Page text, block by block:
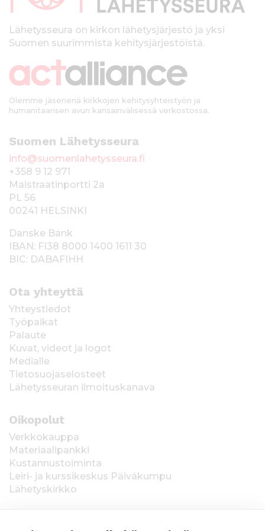
kLähetysseura on kirkon lähetysjärjestö ja yksi
Suomen suurimmista kehitysjärjestöistä.
Olemme jäsenenä kirkkojen kehitysyhteistyön ja
humanitaarisen avun kansainvälisessä verkostossa.
Suomen Lähetysseura
info@suomenlahetysseura.fi
+358 9 12 971
Maistraatinportti 2a
PL 56
00241 HELSINKI
Danske Bank
IBAN: FI38 8000 1400 1611 30
BIC: DABAFIHH
Ota yhteyttä
Yhteystiedot
Työpaikat
Palaute
Kuvat, videot ja logot
Medialle
Tietosuojaselosteet
Lähetysseuran ilmoituskanava
Oikopolut
Verkkokauppa
Materiaalipankki
Kustannustoiminta
Leiri- ja kurssikeskus Päiväkumpu
Lähetyskirkko